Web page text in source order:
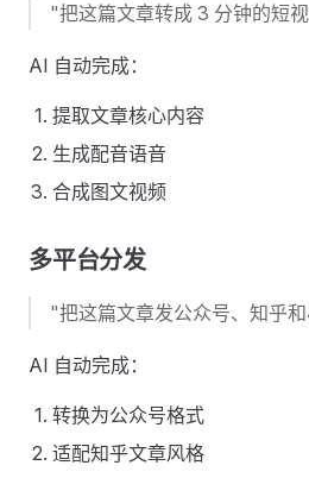
"把这篇文章转成 3 分钟的短
AI 自动完成：
提取文章核心内容
生成配音语音
合成图文视频
多平台分发
"把这篇文章发公众号、知乎
AI 自动完成：
转换为公众号格式
适配知乎文章风格